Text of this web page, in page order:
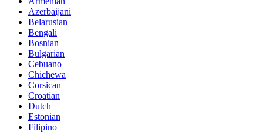
Azerbaijani
Belarusian
Bengali
Bosnian
Bulgarian
Cebuano
Chichewa
Corsican
Croatian
Dutch
Estonian
Filipino